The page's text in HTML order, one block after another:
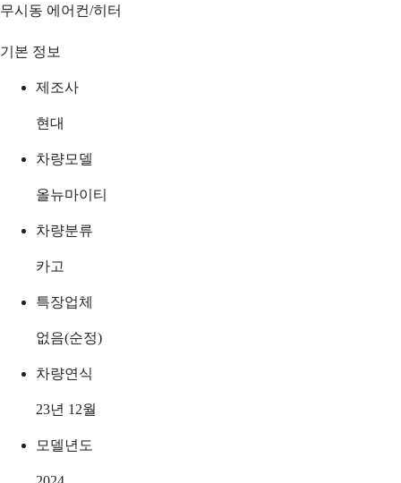
무시동 에어컨/히터
기본 정보
제조사
현대
차량모델
올뉴마이티
차량분류
카고
특장업체
없음(순정)
차량연식
23년 12월
모델년도